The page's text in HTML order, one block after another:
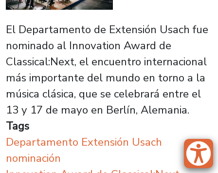
El Departamento de Extensión Usach fue
nominado al Innovation Award de
Classical:Next, el encuentro internacional
más importante del mundo en torno a la
música clásica, que se celebrará entre el
13 y 17 de mayo en Berlín, Alemania.
Tags
Departamento Extensión Usach
nominación